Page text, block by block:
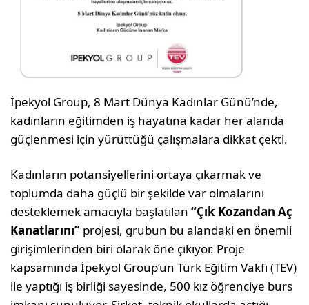
İpekyol Group, 8 Mart Dünya Kadınlar Günü’nde,
kadınların eğitimden iş hayatına kadar her alanda
güçlenmesi için yürüttüğü çalışmalara dikkat çekti.
Kadınların potansiyellerini ortaya çıkarmak ve
toplumda daha güçlü bir şekilde var olmalarını
desteklemek amacıyla başlatılan“Çık Kozandan Aç
Kanatlarını” projesi, grubun bu alandaki en önemli
girişimlerinden biri olarak öne çıkıyor. Proje
kapsamında İpekyol Group’un Türk Eğitim Vakfı (TEV)
ile yaptığı iş birliği sayesinde, 500 kız öğrenciye burs
© 2001 Rota Yayın Yapım Tanıtım Tic. Ltd. Şti. Bu Sitede Bulunan
Yazı Ve Çizimlerin Her Hakkı Saklıdır.
Asquared WordPress Agencytarafından tasarlanmış ve
kodlanmıştır.